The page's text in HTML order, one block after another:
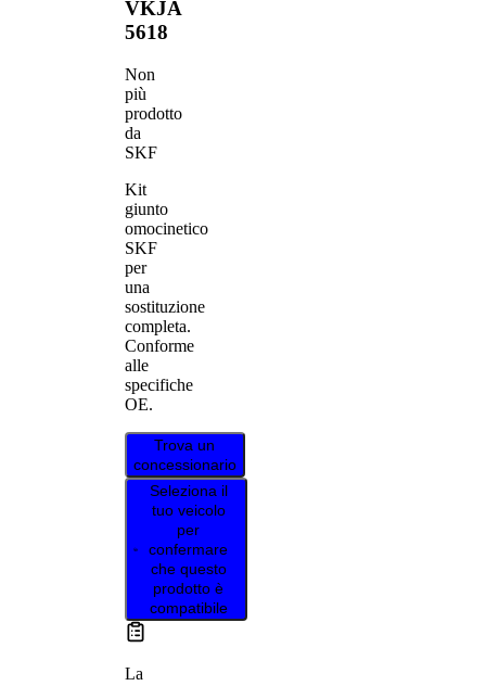
VKJA
5618
Non
più
prodotto
da
SKF
Kit
giunto
omocinetico
SKF
per
una
sostituzione
completa.
Conforme
alle
specifiche
OE.
Trova un
concessionario
Seleziona il
tuo veicolo
per
confermare
che questo
prodotto è
compatibile
La